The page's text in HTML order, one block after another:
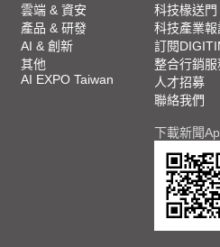
雲端 & 資安
產品 & 研發
AI & 創新
其他
AI EXPO Taiwan
科技椽送門
科技產業報
訂閱
整合行銷服
人才招募
聯絡我們
下載新聞